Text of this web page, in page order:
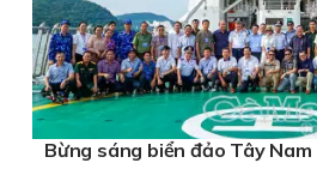
Bừng sáng biển đảo Tây Nam